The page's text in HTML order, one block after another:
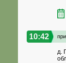
10:42
д.